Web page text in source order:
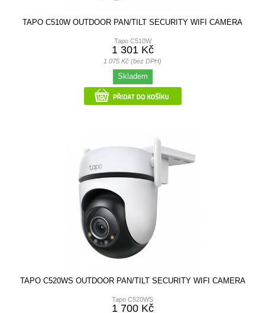
TAPO C510W OUTDOOR PAN/TILT SECURITY WIFI CAMERA
Tapo C510W
1 301 Kč
1 075 Kč (bez DPH)
Skladem
TAPO C520WS OUTDOOR PAN/TILT SECURITY WIFI CAMERA
Tapo C520WS
1 700 Kč